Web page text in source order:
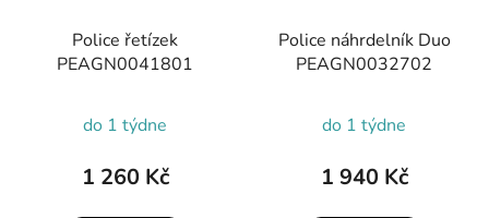
Police řetízek
PEAGN0041801
do 1 týdne
1 260 Kč
Police náhrdelník Duo
PEAGN0032702
do 1 týdne
1 940 Kč